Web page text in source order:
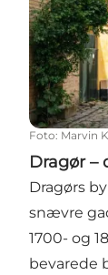
Foto: Marvin
Dragør –
Dragørs
snævre
1700- og
bevarede